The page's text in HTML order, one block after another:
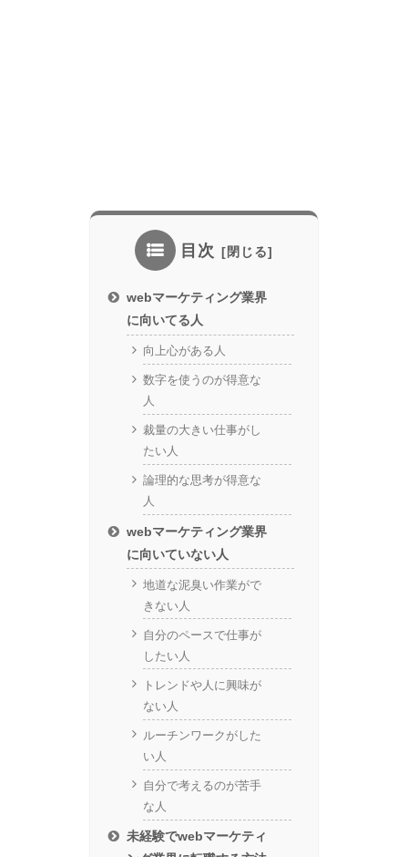
目次
webマーケティング業界
に向いてる人
向上心がある人
数字を使うのが得意な
人
裁量の大きい仕事がし
たい人
論理的な思考が得意な
人
webマーケティング業界
に向いていない人
地道な泥臭い作業がで
きない人
自分のペースで仕事が
したい人
トレンドや人に興味が
ない人
ルーチンワークがした
い人
自分で考えるのが苦手
な人
未経験でwebマーケティ